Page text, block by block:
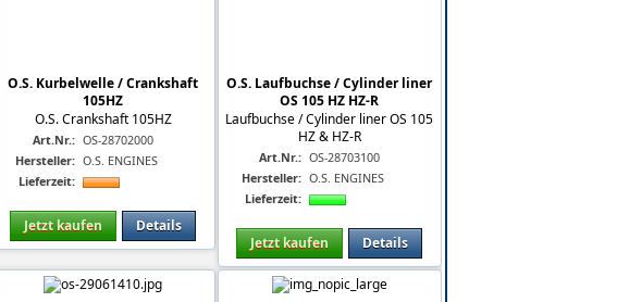
O.S. Kurbelwelle / Crankshaft
105HZ
O.S. Crankshaft 105HZ
Art.Nr.: OS-28702000
Hersteller: O.S. ENGINES
Lieferzeit:
Jetzt kaufen Details
O.S. Laufbuchse / Cylinder liner
OS 105 HZ HZ-R
Laufbuchse / Cylinder liner OS 105
HZ & HZ-R
Art.Nr.: OS-28703100
Hersteller: O.S. ENGINES
Lieferzeit:
Jetzt kaufen Details